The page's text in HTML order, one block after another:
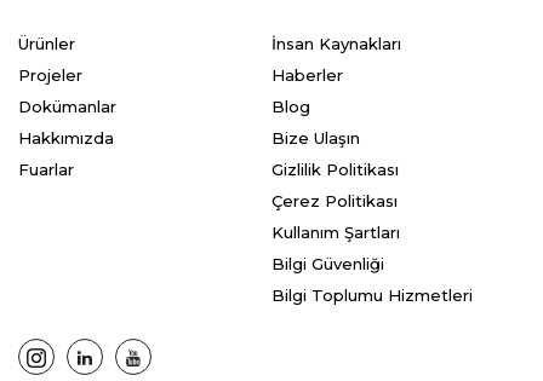
Ürünler
Projeler
Dokümanlar
Hakkımızda
Fuarlar
İnsan Kaynakları
Haberler
Blog
Bize Ulaşın
Gizlilik Politikası
Çerez Politikası
Kullanım Şartları
Bilgi Güvenliği
Bilgi Toplumu Hizmetleri